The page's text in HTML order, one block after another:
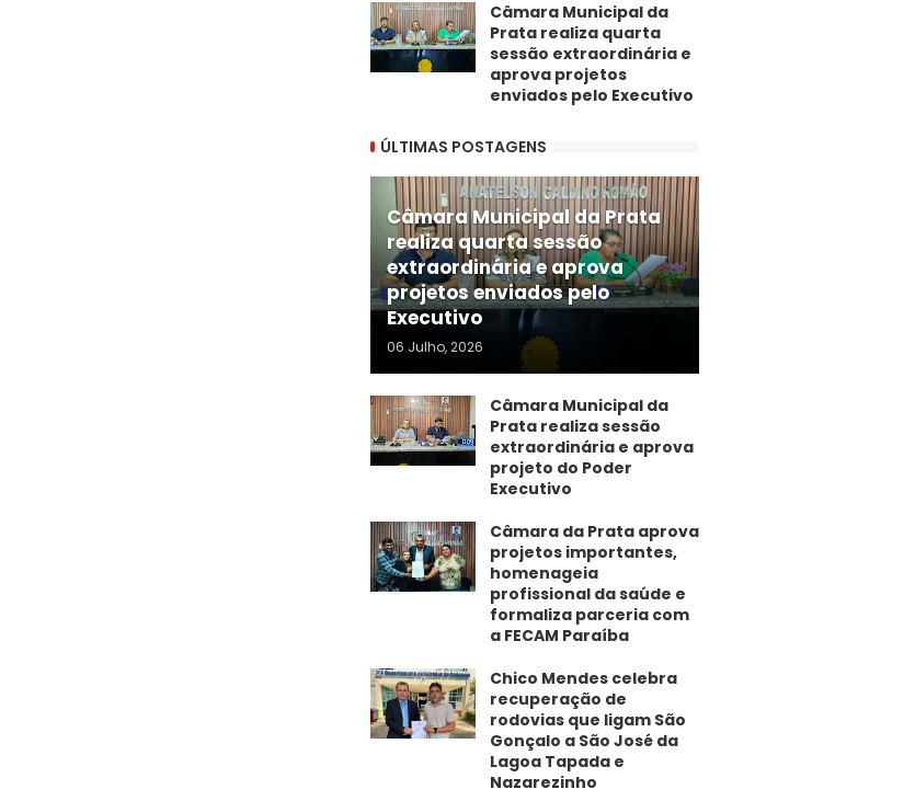
Câmara Municipal da
Prata realiza quarta
sessão extraordinária e
aprova projetos
enviados pelo Executivo
ÚLTIMAS POSTAGENS
Câmara Municipal da Prata
realiza quarta sessão
extraordinária e aprova
projetos enviados pelo
Executivo
06 Julho, 2026
Câmara Municipal da
Prata realiza sessão
extraordinária e aprova
projeto do Poder
Executivo
​Câmara da Prata aprova
projetos importantes,
homenageia
profissional da saúde e
formaliza parceria com
a FECAM Paraíba
Chico Mendes celebra
recuperação de
rodovias que ligam São
Gonçalo a São José da
Lagoa Tapada e
Nazarezinho